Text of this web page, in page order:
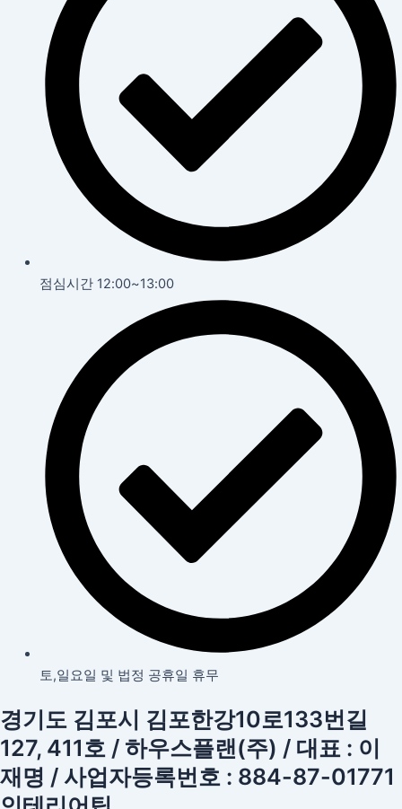
점심시간 12:00~13:00
토,일요일 및 법정 공휴일 휴무
경기도 김포시 김포한강10로133번길
127, 411호 / 하우스플랜(주) / 대표 : 이
재명 / 사업자등록번호 : 884-87-01771